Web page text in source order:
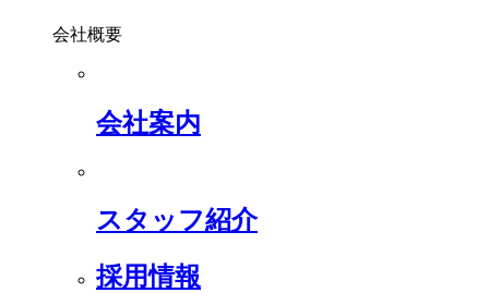
会社概要
会社案内
スタッフ紹介
採用情報